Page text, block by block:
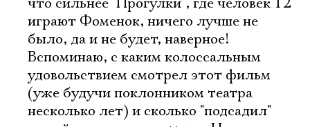
играют Фоменок, ничего лучше не
было, да и не будет, наверное!
Вспоминаю, с каким колоссальным
удовольствием смотрел этот фильм
(уже будучи поклонником театра
несколько лет) и сколько "подсадил"